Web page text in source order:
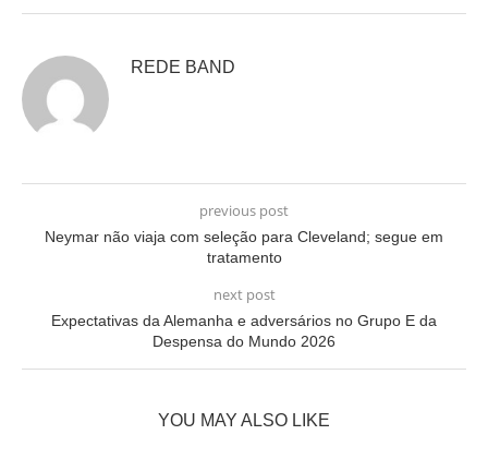
REDE BAND
previous post
Neymar não viaja com seleção para Cleveland; segue em
tratamento
next post
Expectativas da Alemanha e adversários no Grupo E da
Despensa do Mundo 2026
YOU MAY ALSO LIKE